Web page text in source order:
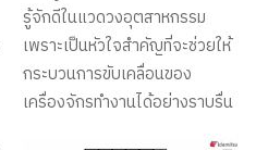
รู้จักดีในแวดวงอุตสาหกรรม
เพราะเป็นหัวใจสำคัญที่จะช่วยให้
กระบวนการขับเคลื่อนของ
เครื่องจักรทำงานได้อย่างราบรื่น